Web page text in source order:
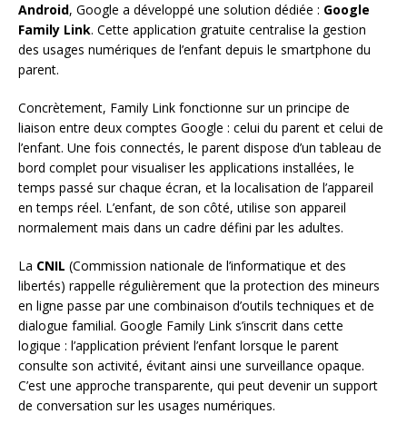
Android, Google a développé une solution dédiée : Google
Family Link. Cette application gratuite centralise la gestion
des usages numériques de l’enfant depuis le smartphone du
parent.
Concrètement, Family Link fonctionne sur un principe de
liaison entre deux comptes Google : celui du parent et celui de
l’enfant. Une fois connectés, le parent dispose d’un tableau de
bord complet pour visualiser les applications installées, le
temps passé sur chaque écran, et la localisation de l’appareil
en temps réel. L’enfant, de son côté, utilise son appareil
normalement mais dans un cadre défini par les adultes.
La CNIL (Commission nationale de l’informatique et des
libertés) rappelle régulièrement que la protection des mineurs
en ligne passe par une combinaison d’outils techniques et de
dialogue familial. Google Family Link s’inscrit dans cette
logique : l’application prévient l’enfant lorsque le parent
consulte son activité, évitant ainsi une surveillance opaque.
C’est une approche transparente, qui peut devenir un support
de conversation sur les usages numériques.